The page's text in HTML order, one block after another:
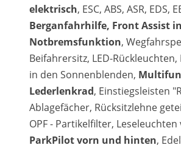
elektrisch, ESC, ABS, ASR, EDS,
Berganfahrhilfe, Front Assist
Notbremsfunktion,
Beifahrersitz, LED-Rückleuchten,
in den Sonnenblenden,
Lederlenkrad, Einstiegsleisten
Ablagefächer, Rücksitzlehne
OPF - Partikelfilter,
ParkPilot vorn und hinten,